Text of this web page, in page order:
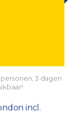
personen, 3 dagen
incl.